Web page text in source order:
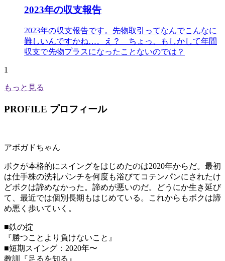
2023年の収支報告
2023年の収支報告です。先物取引ってなんでこんなに
難しいんですかね…。え？ ちょっ、もしかして年間
収支で先物プラスになったことないのでは？
1
もっと見る
PROFILE プロフィール
アボガドちゃん
ボクが本格的にスイングをはじめたのは2020年からだ。最初
は仕手株の洗礼パンチを何度も浴びてコテンパンにされたけ
どボクは諦めなかった。諦めが悪いのだ。どうにか生き延び
て、最近では個別長期もはじめている。これからもボクは諦
め悪く歩いていく。
■鉄の掟
『勝つことより負けないこと』
■短期スイング：2020年〜
教訓『足るを知る』